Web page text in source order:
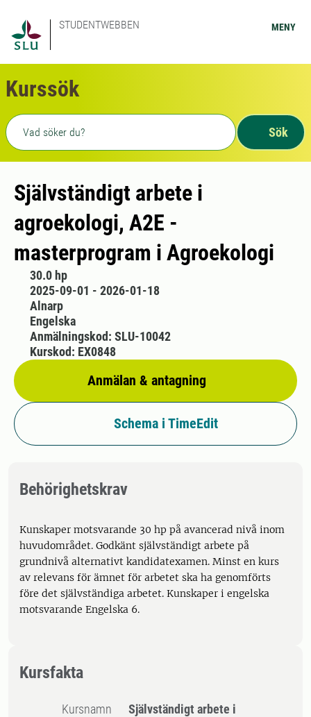
STUDENTWEBBEN MENY
Kurssök
Fritext sökning
Sök
Självständigt arbete i
agroekologi, A2E -
masterprogram i Agroekologi
30.0 hp
2025-09-01 - 2026-01-18
Alnarp
Engelska
Anmälan & antagning
Anmälningskod: SLU-10042
Kurskod: EX0848
Schema i TimeEdit
Behörighetskrav
Kunskaper motsvarande 30 hp på avancerad nivå inom
huvudområdet. Godkänt självständigt arbete på
grundnivå alternativt kandidatexamen. Minst en kurs
av relevans för ämnet för arbetet ska ha genomförts
före det självständiga arbetet. Kunskaper i engelska
motsvarande Engelska 6.
Kursfakta
Kursnamn
Självständigt arbete i